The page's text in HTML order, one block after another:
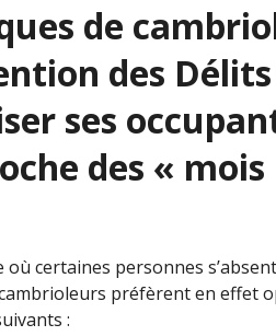
de
des
ses
des « mois
certaines personnes
préfèrent en effet
: